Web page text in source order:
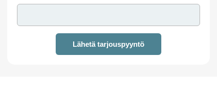
Lähetä tarjouspyyntö